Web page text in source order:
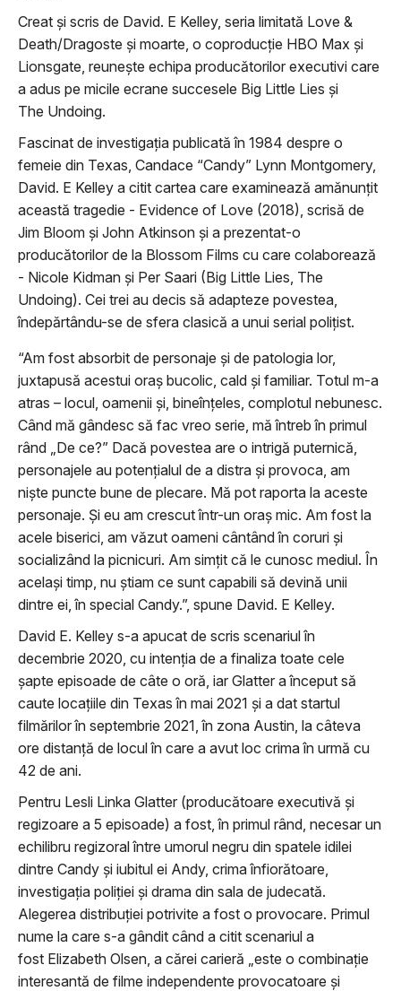
Creat și scris de David. E Kelley, seria limitată Love &
Death/Dragoste și moarte, o coproducție HBO Max și
Lionsgate, reunește echipa producătorilor executivi care
a adus pe micile ecrane succesele Big Little Lies și
The Undoing.
Fascinat de investigația publicată în 1984 despre o
femeie din Texas, Candace “Candy” Lynn Montgomery,
David. E Kelley a citit cartea care examinează amănunțit
această tragedie - Evidence of Love (2018), scrisă de
Jim Bloom și John Atkinson și a prezentat-o
producătorilor de la Blossom Films cu care colaborează
- Nicole Kidman și Per Saari (Big Little Lies, The
Undoing). Cei trei au decis să adapteze povestea,
îndepărtându-se de sfera clasică a unui serial polițist.
“Am fost absorbit de personaje și de patologia lor,
juxtapusă acestui oraș bucolic, cald și familiar. Totul m-a
atras – locul, oamenii și, bineînțeles, complotul nebunesc.
Când mă gândesc să fac vreo serie, mă întreb în primul
rând „De ce?” Dacă povestea are o intrigă puternică,
personajele au potențialul de a distra și provoca, am
niște puncte bune de plecare. Mă pot raporta la aceste
personaje. Și eu am crescut într-un oraș mic. Am fost la
acele biserici, am văzut oameni cântând în coruri și
socializând la picnicuri. Am simțit că le cunosc mediul. În
același timp, nu știam ce sunt capabili să devină unii
dintre ei, în special Candy.”, spune David. E Kelley.
David E. Kelley s-a apucat de scris scenariul în
decembrie 2020, cu intenția de a finaliza toate cele
șapte episoade de câte o oră, iar Glatter a început să
caute locațiile din Texas în mai 2021 și a dat startul
filmărilor în septembrie 2021, în zona Austin, la câteva
ore distanță de locul în care a avut loc crima în urmă cu
42 de ani.
Pentru Lesli Linka Glatter (producătoare executivă și
regizoare a 5 episoade) a fost, în primul rând, necesar un
echilibru regizoral între umorul negru din spatele idilei
dintre Candy și iubitul ei Andy, crima înfiorătoare,
investigația poliției și drama din sala de judecată.
Alegerea distribuției potrivite a fost o provocare. Primul
nume la care s-a gândit când a citit scenariul a
fost Elizabeth Olsen, a cărei carieră „este o combinație
interesantă de filme independente provocatoare și